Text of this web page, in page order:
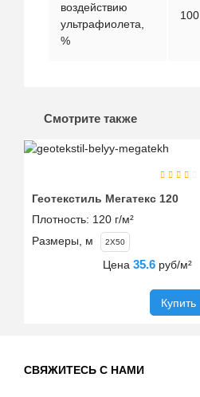
воздействию
ультрафиолета,
%
100
Смотрите также
Геотекстиль Мегатекс 120
Плотность: 120 г/м²
Размеры, м
2X50
Цена 35.6 руб/м²
Купить
СВЯЖИТЕСЬ С НАМИ